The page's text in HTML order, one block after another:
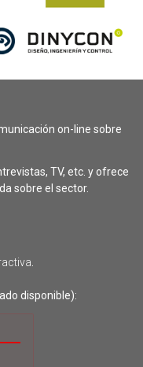
on-line sobre
TV, etc. y ofrece
sobre el sector.
disponible):